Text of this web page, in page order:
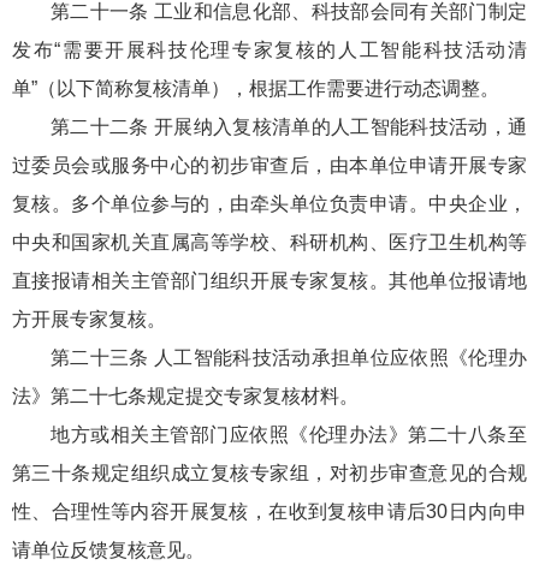
第二十一条 工业和信息化部、科技部会同有关部门制定
发布“需要开展科技伦理专家复核的人工智能科技活动清
单”（以下简称复核清单），根据工作需要进行动态调整。
第二十二条 开展纳入复核清单的人工智能科技活动，通
过委员会或服务中心的初步审查后，由本单位申请开展专家
复核。多个单位参与的，由牵头单位负责申请。中央企业，
中央和国家机关直属高等学校、科研机构、医疗卫生机构等
直接报请相关主管部门组织开展专家复核。其他单位报请地
方开展专家复核。
第二十三条 人工智能科技活动承担单位应依照《伦理办
法》第二十七条规定提交专家复核材料。
地方或相关主管部门应依照《伦理办法》第二十八条至
第三十条规定组织成立复核专家组，对初步审查意见的合规
性、合理性等内容开展复核，在收到复核申请后30日内向申
请单位反馈复核意见。